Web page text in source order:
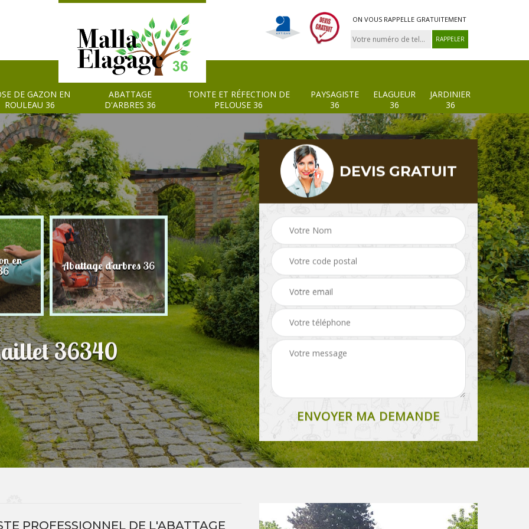
ON VOUS RAPPELLE GRATUITEMENT
DE GAZON EN
ROULEAU 36
ABATTAGE
D'ARBRES 36
TONTE ET RÉFECTION DE
PELOUSE 36
PAYSAGISTE
36
ELAGUEUR
36
JARDINIER
36
en Abattage d'arbres 36 Tonte et réfection de
pelouse 36 Paysagiste 36 Elagueur 36
36340
DEVIS GRATUIT
PROFESSIONNEL DE L'ABATTAGE